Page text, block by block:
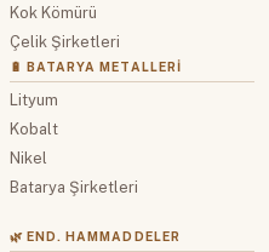
Kok Kömürü
Çelik Şirketleri
🔋 BATARYA METALLERI
Lityum
Kobalt
Nikel
Batarya Şirketleri
🌿 END. HAMMADDELER